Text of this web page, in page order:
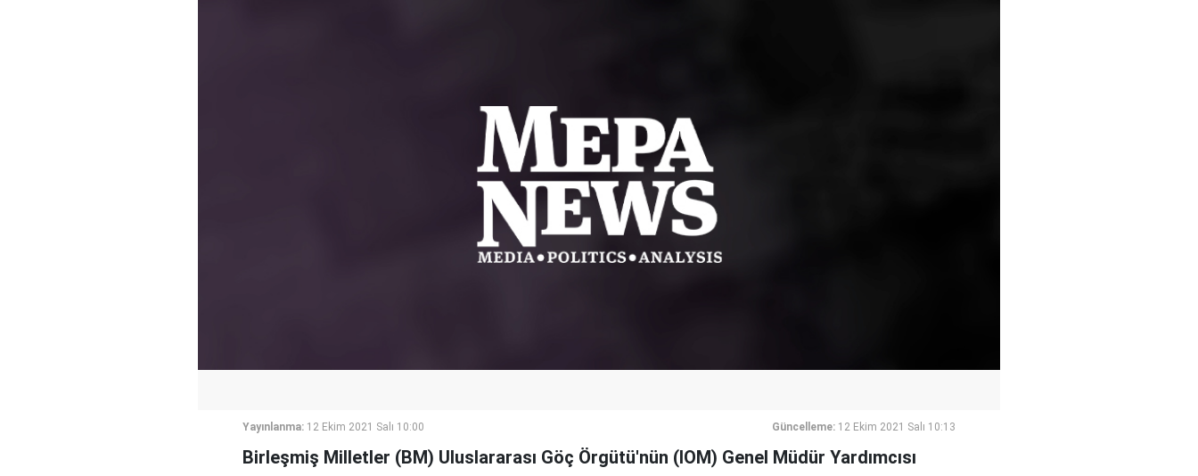
Yayınlanma: 12 Ekim 2021 Salı 10:00 Güncelleme: 12 Ekim 2021 Salı 10:13
Birleşmiş Milletler (BM) Uluslararası Göç Örgütü'nün (IOM) Genel Müdür Yardımcısı